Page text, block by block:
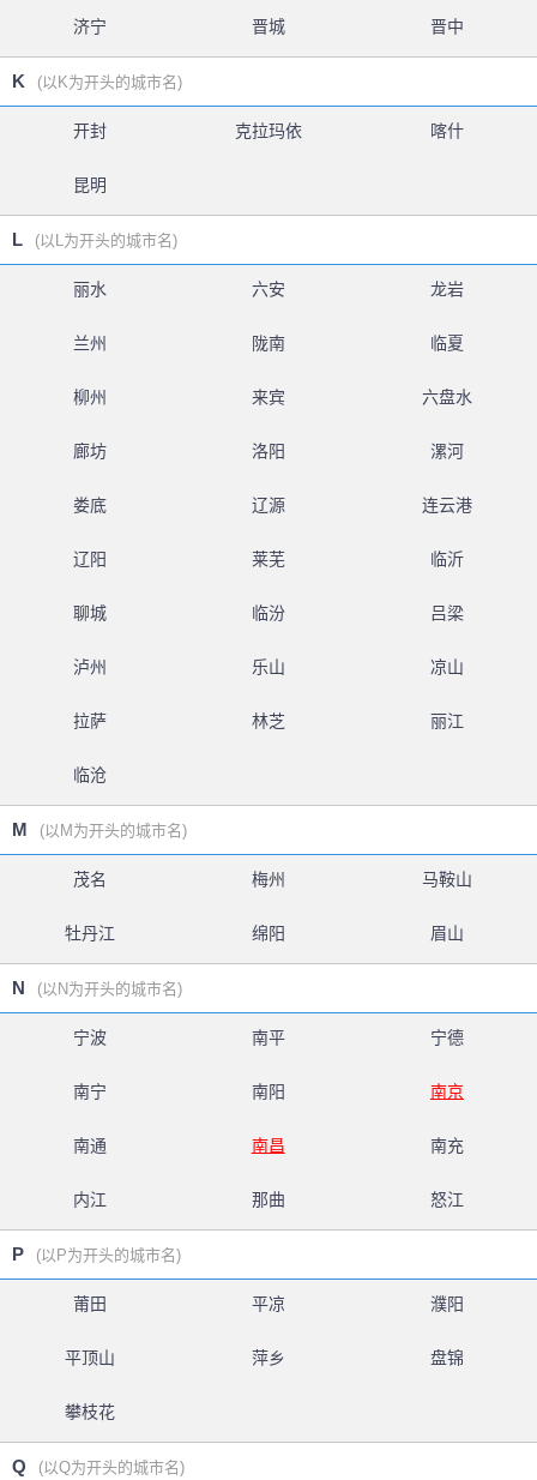
济宁 晋城 晋中
K (以K为开头的城市名)
开封 克拉玛依 喀什
昆明
L (以L为开头的城市名)
丽水 六安 龙岩
兰州 陇南 临夏
柳州 来宾 六盘水
廊坊 洛阳 漯河
娄底 辽源 连云港
辽阳 莱芜 临沂
聊城 临汾 吕梁
泸州 乐山 凉山
拉萨 林芝 丽江
临沧
M (以M为开头的城市名)
茂名 梅州 马鞍山
牡丹江 绵阳 眉山
N (以N为开头的城市名)
宁波 南平 宁德
南宁 南阳 南京
南通 南昌 南充
内江 那曲 怒江
P (以P为开头的城市名)
莆田 平凉 濮阳
平顶山 萍乡 盘锦
攀枝花
Q (以Q为开头的城市名)